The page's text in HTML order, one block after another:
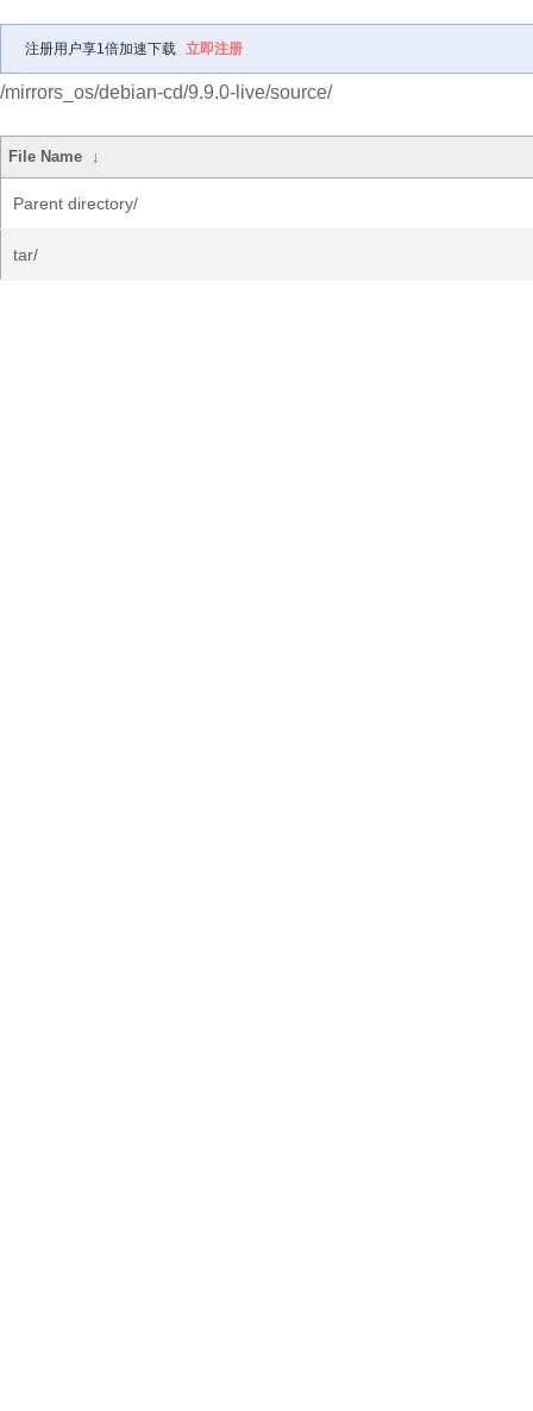
注册用户享1倍加速下载 立即注册
/mirrors_os/debian-cd/9.9.0-live/source/
File Name ↓
Parent directory/
tar/